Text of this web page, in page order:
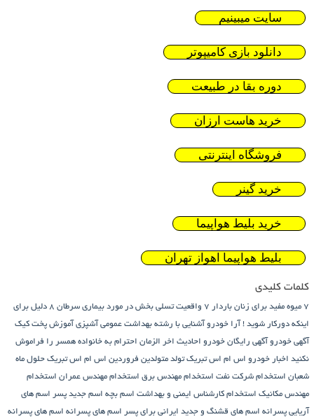
سایت میبینیم
دانلود بازی کامیپوتر
دوره بقا در طبیعت
خرید هاست ارزان
فروشگاه اینترنتی
خرید گینر
خرید بلیط هواپیما
بلیط هواپیما اهواز تهران
کلمات کلیدی
7 میوه مفید برای زنان باردار 7 واقعیت تسلی بخش در مورد بیماری سرطان
8 دلیل برای
اینکه دورکار شوید ! آرا خودرو آشنایی با رشته بهداشت عمومی آشپزی آموزش پخت کیک
آگهی خودرو آگهی رایگان خودرو احادیث اخر الزمان احترام به خانواده همسر را فراموش
نکنید اخبار خودرو اس ام اس تبریک تولد متولدین فروردین اس ام اس تبریک حلول ماه
شعبان استخدام شرکت نفت استخدام مهندس برق استخدام مهندس عمران استخدام
مهندس مکانیک استخدام کارشناس ایمنی و بهداشت اسم بچه اسم جدید پسر اسم های
آریایی پسرانه اسم های قشنگ و جدید ایرانی برای پسر اسم های پسرانه اسم های پسرانه